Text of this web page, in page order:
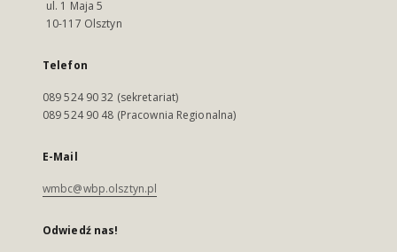
ul. 1 Maja 5
10-117 Olsztyn
Telefon
089 524 90 32 (sekretariat)
089 524 90 48 (Pracownia Regionalna)
E-Mail
wmbc@wbp.olsztyn.pl
Odwiedź nas!